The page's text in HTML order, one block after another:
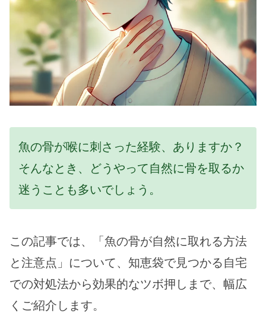
魚の骨が喉に刺さった経験、ありますか？
そんなとき、どうやって自然に骨を取るか
迷うことも多いでしょう。
この記事では、「魚の骨が自然に取れる方法
と注意点」について、知恵袋で見つかる自宅
での対処法から効果的なツボ押しまで、幅広
くご紹介します。